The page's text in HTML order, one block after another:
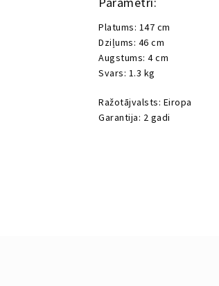
Platums: 147 cm
Dziļums: 46 cm
Augstums: 4 cm
Svars: 1.3 kg
Ražotājvalsts: Eiropa
Garantija: 2 gadi